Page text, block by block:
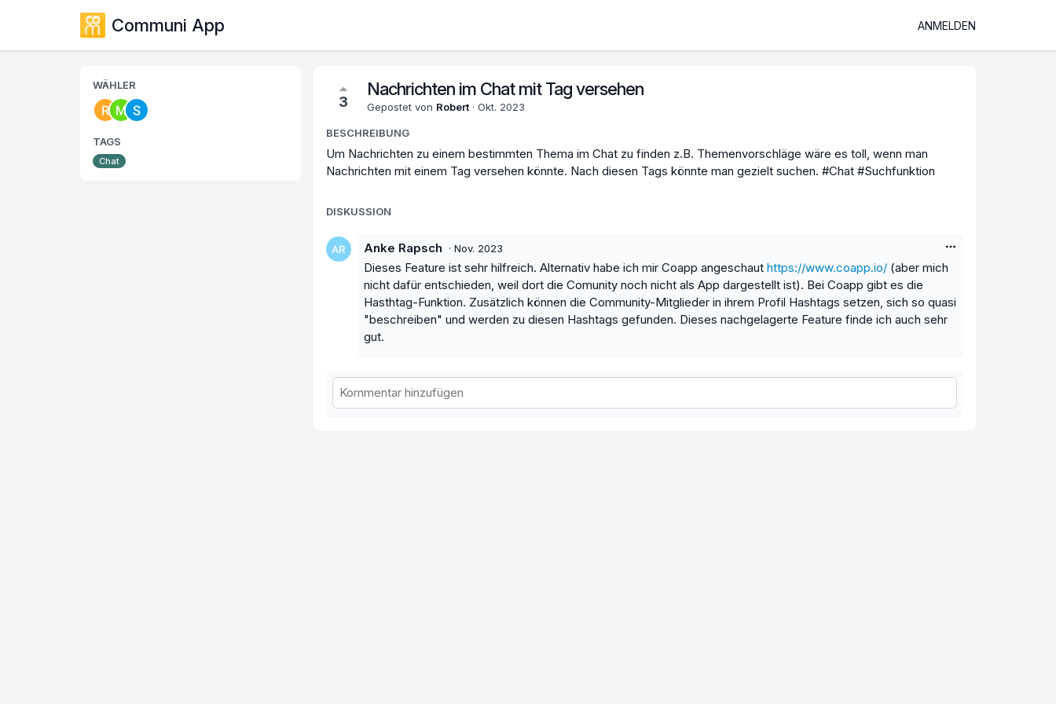
Communi App ANMELDEN
3
Nachrichten im Chat mit Tag versehen
Gepostet von Robert · Okt. 2023
BESCHREIBUNG
Um Nachrichten zu einem bestimmten Thema im Chat zu finden z.B. Themenvorschläge wäre es toll, wenn man
Nachrichten mit einem Tag versehen könnte. Nach diesen Tags könnte man gezielt suchen. #Chat #Suchfunktion
DISKUSSION
Anke Rapsch · Nov. 2023
Dieses Feature ist sehr hilfreich. Alternativ habe ich mir Coapp angeschaut https://www.coapp.io/ (aber mich
nicht dafür entschieden, weil dort die Comunity noch nicht als App dargestellt ist). Bei Coapp gibt es die
Hasthtag-Funktion. Zusätzlich können die Community-Mitglieder in ihrem Profil Hashtags setzen, sich so quasi
"beschreiben" und werden zu diesen Hashtags gefunden. Dieses nachgelagerte Feature finde ich auch sehr
gut.
WÄHLER
TAGS
Chat